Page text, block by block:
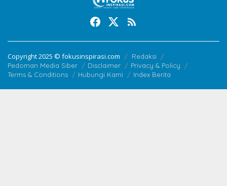
Copyright 2025 © fokusinspirasi.com
Redaksi
Pedoman Media Siber
Disclaimer
Privacy & Policy
Terms & Conditions
Hubungi Kami Index Berita